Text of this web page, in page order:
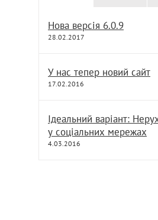
Нова версія 6.0.9
28.02.2017
У нас тепер новий сайт
17.02.2016
Ідеальний варіант:
у соціальних мережах
4.03.2016